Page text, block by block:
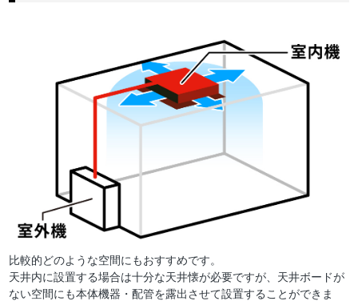
比較的どのような空間にもおすすめです。
天井内に設置する場合は十分な天井懐が必要ですが、天井ボードが
ない空間にも本体機器・配管を露出させて設置することができま